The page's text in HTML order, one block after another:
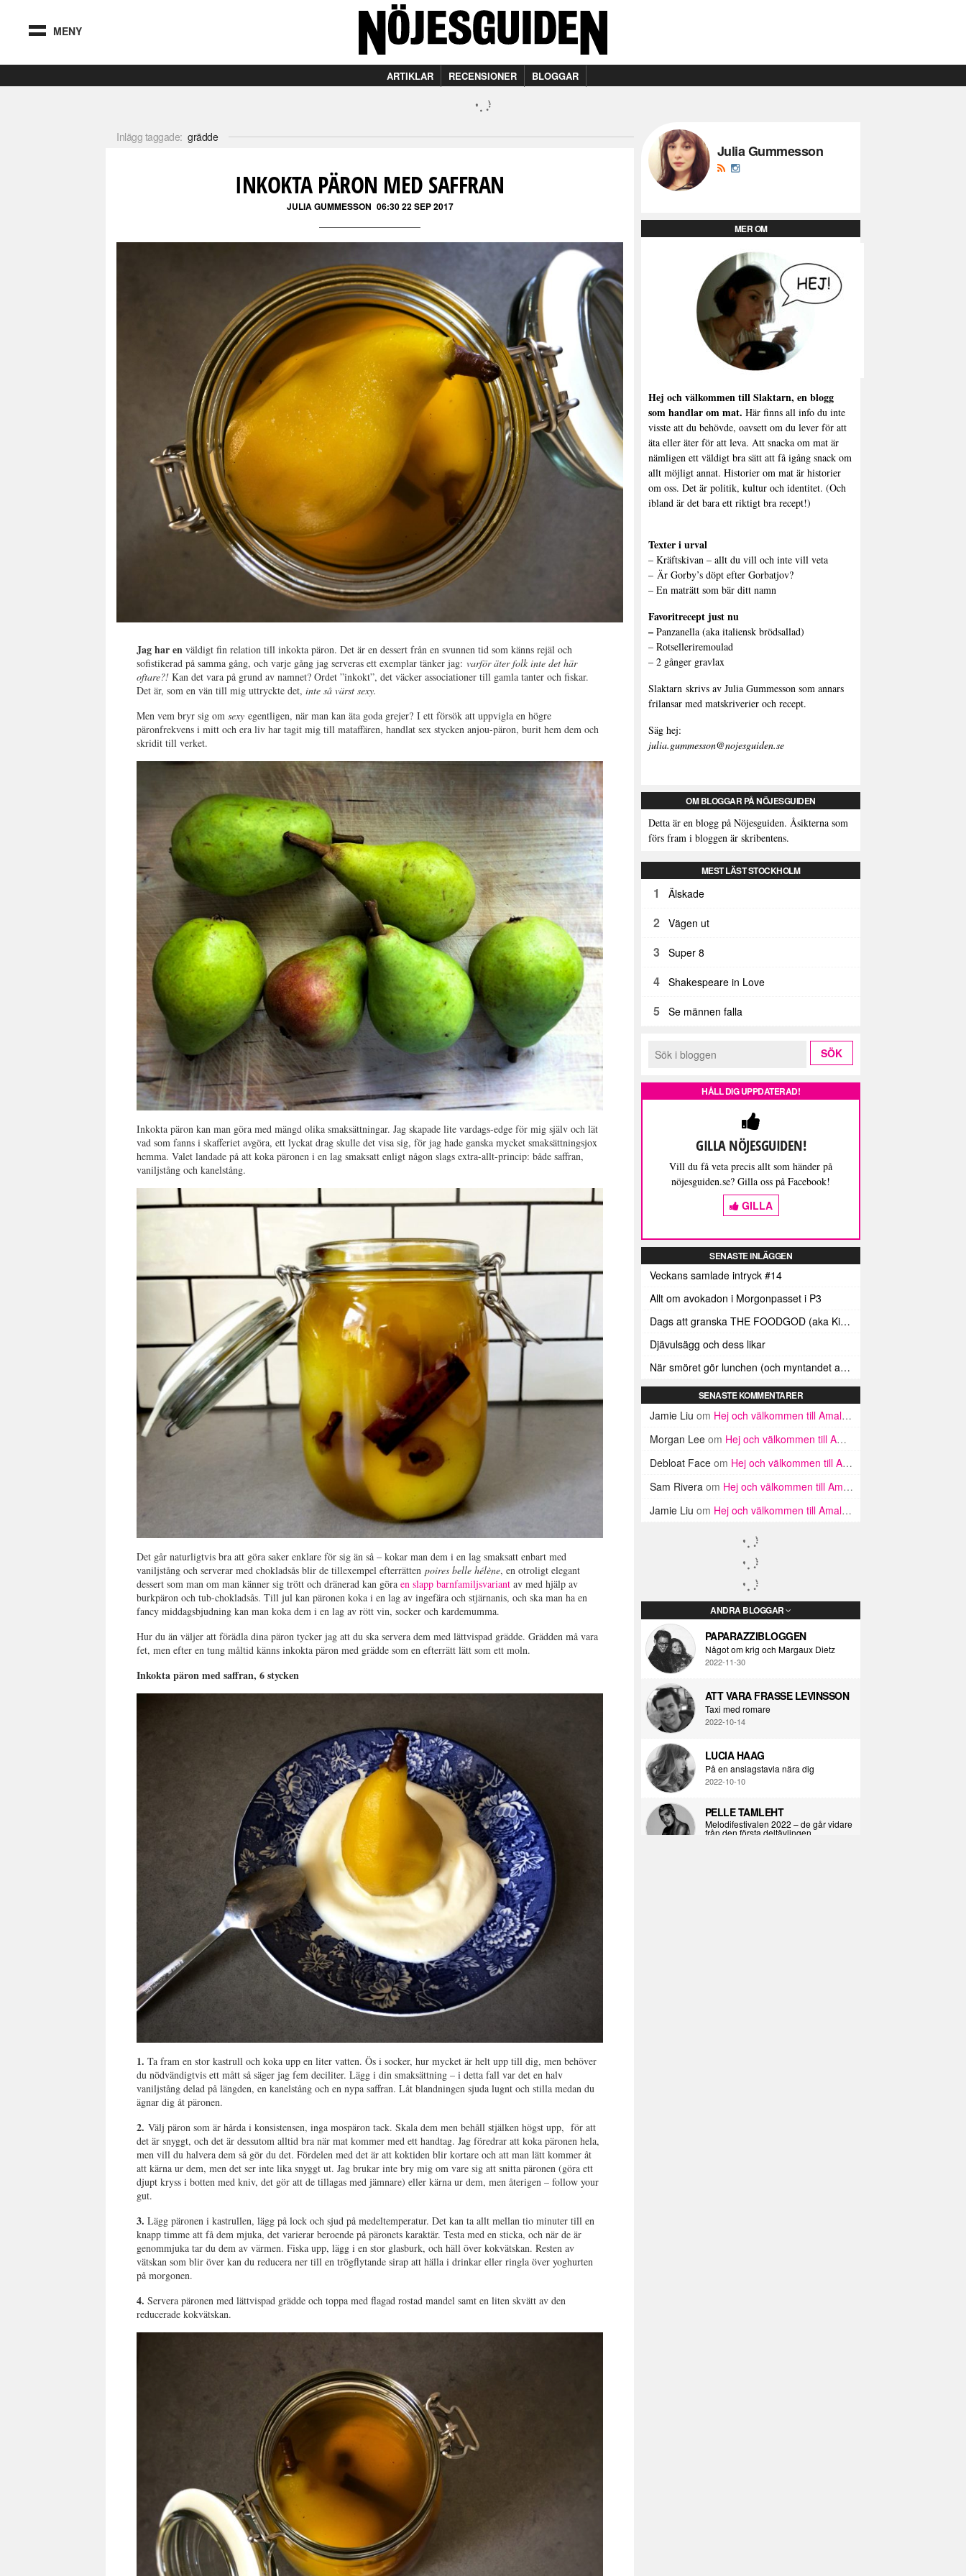
MENY
ARTIKLAR RECENSIONER BLOGGAR
Inlägg taggade: grädde
INKOKTA PÄRON MED SAFFRAN
JULIA GUMMESSON 06:30 22 SEP 2017
Jag har en väldigt fin relation till inkokta päron. Det är en dessert från en svunnen tid som känns rejäl och
sofistikerad på samma gång, och varje gång jag serveras ett exemplar tänker jag:varför äter folk inte det här
oftare?!Kan det vara på grund av namnet? Ordet ”inkokt”, det väcker associationer till gamla tanter och fiskar.
Det är, som en vän till mig uttryckte det,inte så värst sexy.
Men vem bryr sig omsexyegentligen, när man kan äta goda grejer? I ett försök att uppvigla en högre
päronfrekvens i mitt och era liv har tagit mig till mataffären, handlat sex stycken anjou-päron, burit hem dem och
skridit till verket.
Inkokta päron kan man göra med mängd olika smaksättningar. Jag skapade lite vardags-edge för mig själv och lät
vad som fanns i skafferiet avgöra, ett lyckat drag skulle det visa sig, för jag hade ganska mycket smaksättningsjox
hemma. Valet landade på att koka päronen i en lag smaksatt enligt någon slags extra-allt-princip: både saffran,
vaniljstång och kanelstång.
Det går naturligtvis bra att göra saker enklare för sig än så – kokar man dem i en lag smaksatt enbart med
vaniljstång och serverar med chokladsås blir de tillexempel efterrättenpoires belle hélène, en otroligt elegant
dessert som man om man känner sig trött och dränerad kan göraen slapp barnfamiljsvariant av med hjälp av
burkpäron och tub-chokladsås. Till jul kan päronen koka i en lag av ingefära och stjärnanis, och ska man ha en
fancy middagsbjudning kan man koka dem i en lag av rött vin, socker och kardemumma.
Hur du än väljer att förädla dina päron tycker jag att du ska servera dem med lättvispad grädde. Grädden må vara
fet, men efter en tung måltid känns inkokta päron med grädde som en efterrätt lätt som ett moln.
Inkokta päron med saffran, 6 stycken
1. Ta fram en stor kastrull och koka upp en liter vatten. Ös i socker, hur mycket är helt upp till dig, men behöver
du nödvändigtvis ett mått så säger jag fem deciliter. Lägg i din smaksättning – i detta fall var det en halv
vaniljstång delad på längden, en kanelstång och en nypa saffran. Låt blandningen sjuda lugnt och stilla medan du
ägnar dig åt päronen.
2. Välj päron som är hårda i konsistensen, inga mospäron tack. Skala dem men behåll stjälken högst upp, för att
det är snyggt, och det är dessutom alltid bra när mat kommer med ett handtag. Jag föredrar att koka päronen hela,
men vill du halvera dem så gör du det. Fördelen med det är att koktiden blir kortare och att man lätt kommer åt
att kärna ur dem, men det ser inte lika snyggt ut. Jag brukar inte bry mig om vare sig att snitta päronen (göra ett
djupt kryss i botten med kniv, det gör att de tillagas med jämnare) eller kärna ur dem, men återigen – follow your
gut.
3. Lägg päronen i kastrullen, lägg på lock och sjud på medeltemperatur. Det kan ta allt mellan tio minuter till en
knapp timme att få dem mjuka, det varierar beroende på päronets karaktär. Testa med en sticka, och när de är
genommjuka tar du dem av värmen. Fiska upp, lägg i en stor glasburk, och häll över kokvätskan. Resten av
vätskan som blir över kan du reducera ner till en trögflytande sirap att hälla i drinkar eller ringla över yoghurten
på morgonen.
4. Servera päronen med lättvispad grädde och toppa med flagad rostad mandel samt en liten skvätt av den
reducerade kokvätskan.
Julia Gummesson
MER OM
Hej och välkommen till Slaktarn, en blogg
som handlar om mat. Här finns all info du inte
visste att du behövde, oavsett om du lever för att
äta eller äter för att leva. Att snacka om mat är
nämligen ett väldigt bra sätt att få igång snack om
allt möjligt annat. Historier om mat är historier
om oss. Det är politik, kultur och identitet. (Och
ibland är det bara ett riktigt bra recept!)
Texter i urval
– Kräftskivan – allt du vill och inte vill veta
– Är Gorby’s döpt efter Gorbatjov?
– En maträtt som bär ditt namn
Favoritrecept just nu
– Panzanella (aka italiensk brödsallad)
– Rotselleriremoulad
– 2 gånger gravlax
Slaktarn skrivs av Julia Gummesson som annars
frilansar med matskriverier och recept.
Säg hej:
julia.gummesson@nojesguiden.se
OM BLOGGAR PÅ NÖJESGUIDEN
Detta är en blogg på Nöjesguiden. Åsikterna som
förs fram i bloggen är skribentens.
MEST LÄST STOCKHOLM
1 Älskade
2 Vägen ut
3 Super 8
4 Shakespeare in Love
5 Se männen falla
HÅLL DIG UPPDATERAD!
GILLA NÖJESGUIDEN!
Vill du få veta precis allt som händer på
nöjesguiden.se? Gilla oss på Facebook!
GILLA
SENASTE INLÄGGEN
Veckans samlade intryck #14
Allt om avokadon i Morgonpasset i P3
Dags att granska THE FOODGOD (aka Kim Kardashians matinstagrammande bästis)
Djävulsägg och dess likar
När smöret gör lunchen (och myntandet av termen ”Smörindex”)
SENASTE KOMMENTARER
Jamie Liu om Hej och välkommen till Amalfikusten
Morgan Lee om Hej och välkommen till Amalfikusten
Debloat Face om Hej och välkommen till Amalfikusten
Sam Rivera om Hej och välkommen till Amalfikusten
Jamie Liu om Hej och välkommen till Amalfikusten
ANDRA BLOGGAR
PAPARAZZIBLOGGEN
Något om krig och Margaux Dietz
2022-11-30
ATT VARA FRASSE LEVINSSON
Taxi med romare
2022-10-14
LUCIA HAAG
På en anslagstavla nära dig
2022-10-10
PELLE TAMLEHT
Melodifestivalen 2022 – de går vidare
från den första deltävlingen